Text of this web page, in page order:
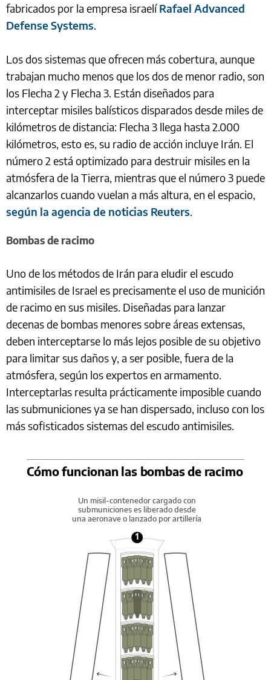
fabricados por la empresa israelíRafael Advanced
Defense Systems.
Los dos sistemas que ofrecen más cobertura, aunque
trabajan mucho menos que los dos de menor radio, son
los Flecha 2 y Flecha 3. Están diseñados para
interceptar misiles balísticos disparados desde miles de
kilómetros de distancia: Flecha 3 llega hasta 2.000
kilómetros, esto es, su radio de acción incluye Irán. El
número 2 está optimizado para destruir misiles en la
atmósfera de la Tierra, mientras que el número 3 puede
alcanzarlos cuando vuelan a más altura, en el espacio,
según la agencia de noticias Reuters.
Bombas de racimo
Uno de los métodos de Irán para eludir el escudo
antimisiles de Israel es precisamente el uso de munición
de racimo en sus misiles. Diseñadas para lanzar
decenas de bombas menores sobre áreas extensas,
deben interceptarse lo más lejos posible de su objetivo
para limitar sus daños y, a ser posible, fuera de la
atmósfera, según los expertos en armamento.
Interceptarlas resulta prácticamente imposible cuando
las submuniciones ya se han dispersado, incluso con los
más sofisticados sistemas del escudo antimisiles.
Cómo funcionan las bombas de racimo
Un misil-contenedor cargado con
submuniciones es liberado desde
una aeronave o lanzado por artillería
1